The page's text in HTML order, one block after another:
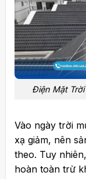
Điện Mặt
Vào ngày trời
xạ giảm, nên
theo. Tuy
hoàn toàn trừ